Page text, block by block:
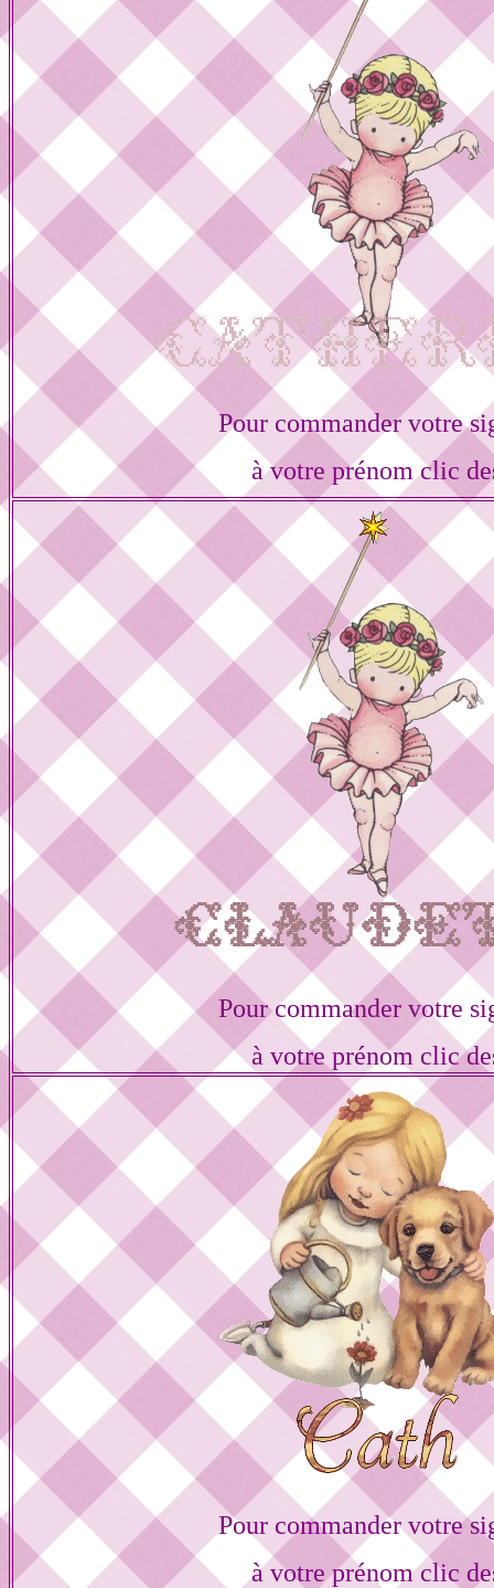
Pour commander votre
à votre prénom clic
Pour commander votre
à votre prénom clic
Pour commander votre
à votre prénom clic